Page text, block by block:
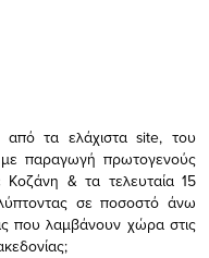
από τα ελάχισταsite, του
παραγωγή πρωτογενούς
Κοζάνη & τα τελευταία 15
σε ποσοστό άνω
που λαμβάνουν χώρα στις